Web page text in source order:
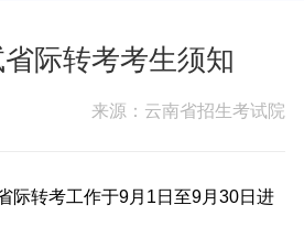
际转考考生须知
来源：云南省招生考试院
际转考工作于9月1日至9月30日进